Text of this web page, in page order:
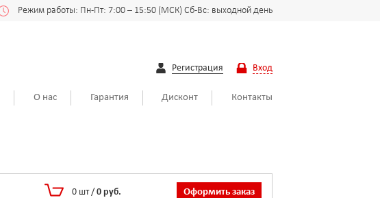
Режим работы: Пн-Пт: 7:00 – 15:50 (МСК) Сб-Вс: выходной день
Регистрация Вход
О нас Гарантия Дисконт Контакты
0 шт / 0 руб. Оформить заказ